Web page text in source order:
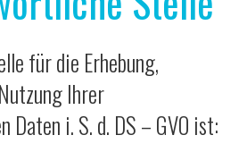
für die Erhebung,
Ihrer
Daten i. S. d. DS – GVO ist: